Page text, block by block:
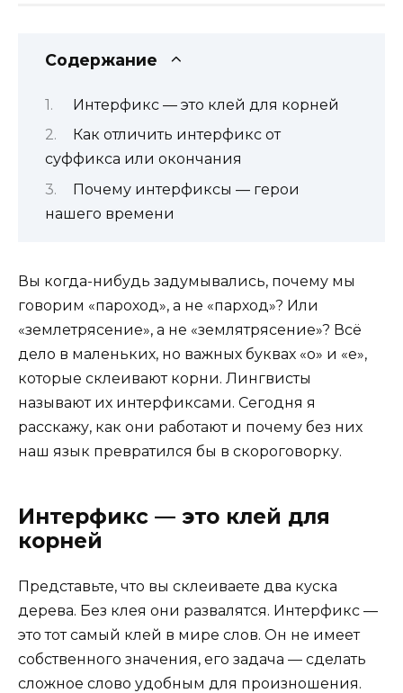
Содержание
Интерфикс — это клей для корней
Как отличить интерфикс от
суффикса или окончания
Почему интерфиксы — герои
нашего времени
Вы когда-нибудь задумывались, почему мы
говорим «пароход», а не «парход»? Или
«землетрясение», а не «землятрясение»? Всё
дело в маленьких, но важных буквах «о» и «е»,
которые склеивают корни. Лингвисты
называют их интерфиксами. Сегодня я
расскажу, как они работают и почему без них
наш язык превратился бы в скороговорку.
Интерфикс — это клей для
корней
Представьте, что вы склеиваете два куска
дерева. Без клея они развалятся. Интерфикс —
это тот самый клей в мире слов. Он не имеет
собственного значения, его задача — сделать
сложное слово удобным для произношения.